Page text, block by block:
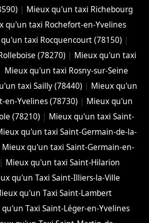
| Mieux qu'un taxi Richebourg
qu'un taxi Rochefort-en-Yvelines
taxi Rocquencourt (78150) |
(78270) | Mieux qu'un taxi
Mieux qu'un taxi Rosny-sur-Seine
taxi Sailly (78440) | Mieux qu'un
Yvelines (78730) | Mieux qu'un
(78210) | Mieux qu'un taxi Saint-
qu'un taxi Saint-Germain-de-la-
Mieux qu'un taxi Saint-Germain-en-
| Mieux qu'un taxi Saint-Hilarion
qu'un Taxi Saint-Illiers-la-Ville
qu'un Taxi Saint-Lambert
Taxi Saint-Léger-en-Yvelines